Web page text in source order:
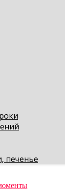
печенье